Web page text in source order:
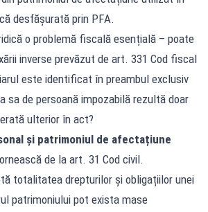
desfășurată prin PFA.
o problemă fiscală esențială – poate
inverse prevăzut de art. 331 Cod fiscal
este identificat în preambul exclusiv
sa de persoană impozabilă rezultă doar
ulterior în act?
și patrimoniul de afectațiune
de la art. 31 Cod civil.
totalitatea drepturilor și obligațiilor unei
patrimoniului pot exista mase